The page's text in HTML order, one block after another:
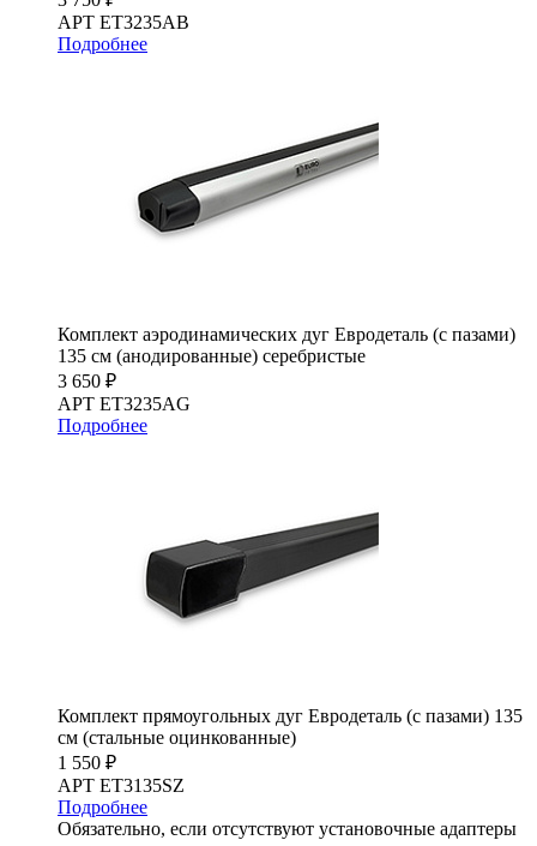
АРТ ET3235AB
Подробнее
Комплект аэродинамических дуг Евродеталь (с пазами)
135 см (анодированные) серебристые
3 650 ₽
АРТ ET3235AG
Подробнее
Комплект прямоугольных дуг Евродеталь (с пазами) 135
см (стальные оцинкованные)
1 550 ₽
АРТ ET3135SZ
Подробнее
Обязательно, если отсутствуют установочные адаптеры